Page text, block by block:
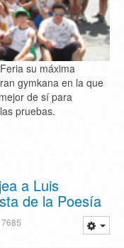
su máxima
gymkana en la que
de sí para
pruebas.
a Luis
de la Poesía